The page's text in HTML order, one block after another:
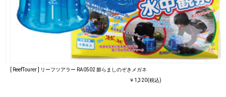
[ ReefTourer ] リーフツアラー RA0502 膨らましのぞきメガネ
￥1,320(税込)